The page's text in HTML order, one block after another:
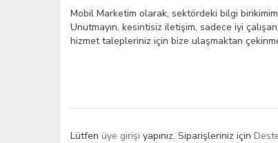
Mobil Marketim olarak, sektördeki bilgi
Unutmayın, kesintisiz iletişim, sadece iyi
hizmet talepleriniz için bize ulaşmaktan
Lütfen üye girişi yapınız. Siparişleriniz için